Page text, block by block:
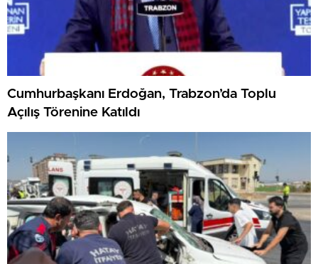
Cumhurbaşkanı Erdoğan, Trabzon’da Toplu
Açılış Törenine Katıldı